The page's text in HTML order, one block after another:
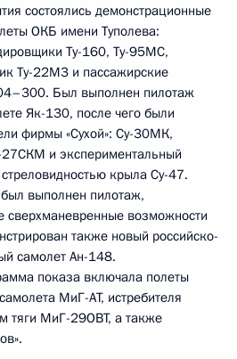
состоялись демонстрационные
ОКБ имени Туполева:
Ту-160, Ту-95МС,
Ту-22М3 и пассажирские
Был выполнен пилотаж
Як-130, после чего были
фирмы «Сухой»: Су-30МК,
и экспериментальный
крыла Су-47.
выполнен пилотаж,
сверхманевренные возможности
также новый российско-
самолет Ан-148.
показа включала полеты
МиГ-АТ, истребителя
тяги МиГ-29ОВТ, а также